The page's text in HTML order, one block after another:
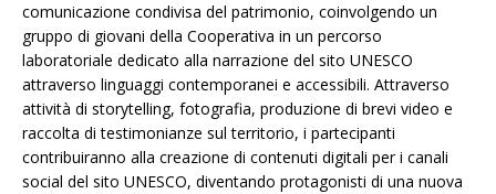
comunicazione condivisa del patrimonio, coinvolgendo un
gruppo di giovani della Cooperativa in un percorso
laboratoriale dedicato alla narrazione del sito UNESCO
attraverso linguaggi contemporanei e accessibili. Attraverso
attività di storytelling, fotografia, produzione di brevi video e
raccolta di testimonianze sul territorio, i partecipanti
contribuiranno alla creazione di contenuti digitali per i canali
social del sito UNESCO, diventando protagonisti di una nuova